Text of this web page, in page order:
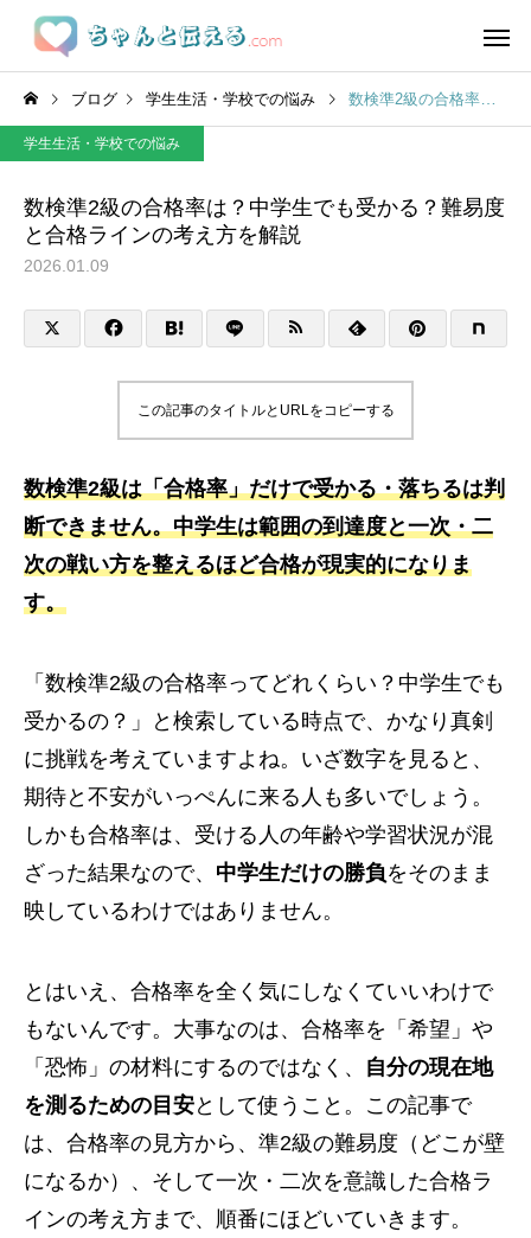
ブログ 学生生活・学校での悩み 数検準2級の合格率は？中学生でも受かる？難易度と合格ラインの考え方を解説
学生生活・学校での悩み
数検準2級の合格率は？中学生でも受かる？難易度
と合格ラインの考え方を解説
2026.01.09
この記事のタイトルとURLをコピーする
数検準2級は「合格率」だけで受かる・落ちるは判
断できません。中学生は範囲の到達度と一次・二
次の戦い方を整えるほど合格が現実的になりま
す。
「数検準2級の合格率ってどれくらい？中学生でも
受かるの？」と検索している時点で、かなり真剣
に挑戦を考えていますよね。いざ数字を見ると、
期待と不安がいっぺんに来る人も多いでしょう。
しかも合格率は、受ける人の年齢や学習状況が混
ざった結果なので、 中学生だけの勝負をそのまま
映しているわけではありません。
とはいえ、合格率を全く気にしなくていいわけで
もないんです。大事なのは、合格率を「希望」や
「恐怖」の材料にするのではなく、 自分の現在地
を測るための目安として使うこと。この記事で
は、合格率の見方から、準2級の難易度（どこが壁
になるか）、そして一次・二次を意識した合格ラ
インの考え方まで、順番にほどいていきます。